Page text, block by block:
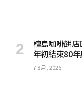
檀島咖啡餅
年初結束80
7 8 月, 2026